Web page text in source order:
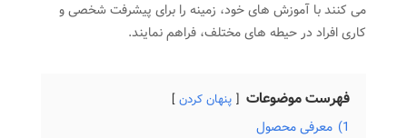
می کنند با آموزش های خود، زمینه را برای پیشرفت شخصی و
کاری افراد در حیطه های مختلف، فراهم نمایند.
فهرست موضوعات پنهان کردن
1) معرفی محصول